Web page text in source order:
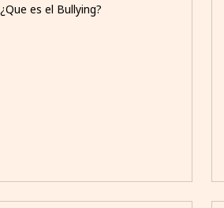
¿Que es el Bullying?